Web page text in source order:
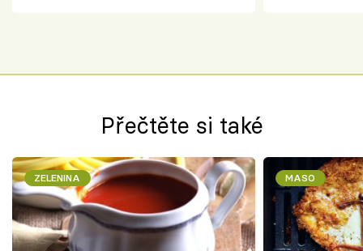
Přečtěte si také
ZELENINA MASO